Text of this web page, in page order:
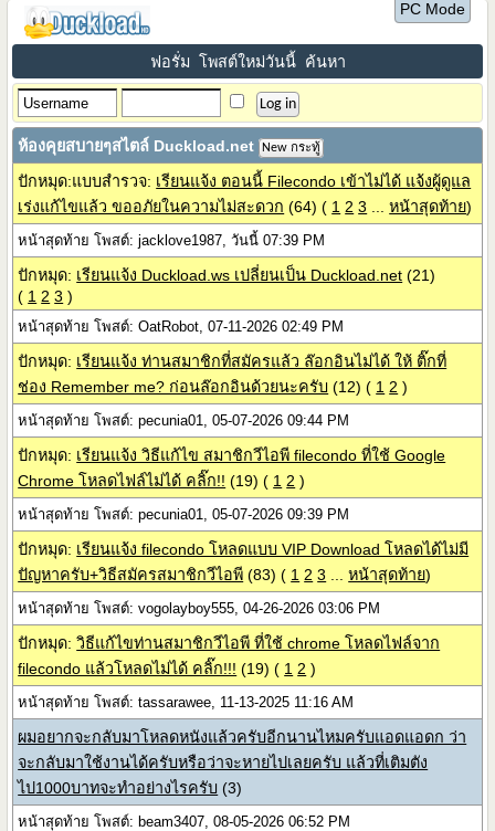
PC Mode
ฟอรั่ม โพสต์ใหม่วันนี้ ค้นหา
ห้องคุยสบายๆสไตล์ Duckload.net New กระทู้
ปักหมุด:แบบสำรวจ: เรียนแจ้ง ตอนนี้ Filecondo เข้าไม่ได้ แจ้งผู้ดูแล
เร่งแก้ไขแล้ว ขออภัยในความไม่สะดวก (64)( 1 2 3 ...หน้าสุดท้าย)
หน้าสุดท้าย โพสต์: jacklove1987, วันนี้ 07:39 PM
ปักหมุด: เรียนแจ้ง Duckload.ws เปลี่ยนเป็น Duckload.net (21)
( 1 2 3 )
หน้าสุดท้าย โพสต์: OatRobot, 07-11-2026 02:49 PM
ปักหมุด: เรียนแจ้ง ท่านสมาชิกที่สมัครแล้ว ล๊อกอินไม่ได้ ให้ ติ๊กที่
ช่อง Remember me? ก่อนล๊อกอินด้วยนะครับ (12)( 1 2 )
หน้าสุดท้าย โพสต์: pecunia01, 05-07-2026 09:44 PM
ปักหมุด: เรียนแจ้ง วิธีแก้ไข สมาชิกวีไอพี filecondo ที่ใช้ Google
Chrome โหลดไฟล์ไม่ได้ คลิ๊ก!! (19)( 1 2 )
หน้าสุดท้าย โพสต์: pecunia01, 05-07-2026 09:39 PM
ปักหมุด: เรียนแจ้ง filecondo โหลดแบบ VIP Download โหลดได้ไม่มี
ปัญหาครับ+วิธีสมัครสมาชิกวีไอพี (83)( 1 2 3 ...หน้าสุดท้าย)
หน้าสุดท้าย โพสต์: vogolayboy555, 04-26-2026 03:06 PM
ปักหมุด:วิธีแก้ไขท่านสมาชิกวีไอพี ที่ใช้ chrome โหลดไฟล์จาก
filecondo แล้วโหลดไม่ได้ คลิ๊ก!!! (19)( 1 2 )
หน้าสุดท้าย โพสต์: tassarawee, 11-13-2025 11:16 AM
ผมอยากจะกลับมาโหลดหนังแล้วครับอีกนานไหมครับแอดแอดก ว่า
จะกลับมาใช้งานได้ครับหรือว่าจะหายไปเลยครับ แล้วที่เติมตัง
ไป1000บาทจะทำอย่างไรครับ (3)
หน้าสุดท้าย โพสต์: beam3407, 08-05-2026 06:52 PM